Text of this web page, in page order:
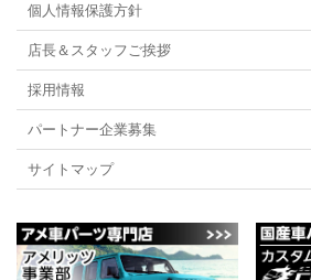
個人情報保護方針
店長＆スタッフご挨拶
採用情報
パートナー企業募集
サイトマップ